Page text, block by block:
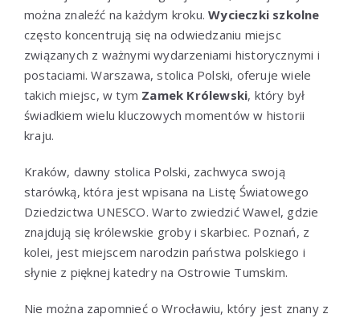
można znaleźć na każdym kroku.Wycieczki szkolne
często koncentrują się na odwiedzaniu miejsc
związanych z ważnymi wydarzeniami historycznymi i
postaciami. Warszawa, stolica Polski, oferuje wiele
takich miejsc, w tym Zamek Królewski, który był
świadkiem wielu kluczowych momentów w historii
kraju.
Kraków, dawny stolica Polski, zachwyca swoją
starówką, która jest wpisana na Listę Światowego
Dziedzictwa UNESCO. Warto zwiedzić Wawel, gdzie
znajdują się królewskie groby i skarbiec. Poznań, z
kolei, jest miejscem narodzin państwa polskiego i
słynie z pięknej katedry na Ostrowie Tumskim.
Nie można zapomnieć o Wrocławiu, który jest znany z